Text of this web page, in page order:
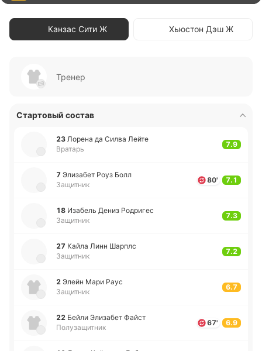
Канзас Сити Ж Хьюстон Дэш Ж
Тренер
Стартовый состав
23 Лорена да Силва Лейте
Вратарь
7.9
7 Эли­за­бет Роуз Болл
Защитник
80' 7.1
18 Иза­бель Дениз Ро­дри­гес
Защитник
7.3
27 Кайла Линн Шарплс
Защитник
7.2
2 Элейн Мари Раус
Защитник
6.7
22 Бейли Эли­за­бет Файст
Полузащитник
67' 6.9